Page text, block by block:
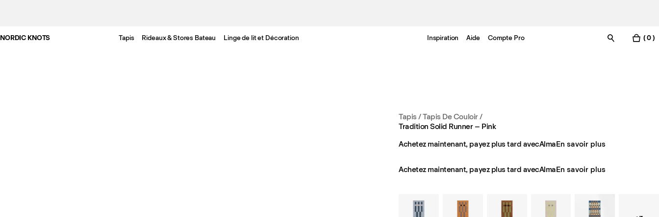
NORDIC KNOTS Tapis Rideaux & Stores Bateau Linge de lit et Décoration Inspiration Aide Compte Pro ( 0 )
Tapis /Tapis De Couloir/
Tradition Solid Runner – Pink
Achetez maintenant, payez plus tard avecAlmaEn savoir plus
Achetez maintenant, payez plus tard avecAlmaEn savoir plus